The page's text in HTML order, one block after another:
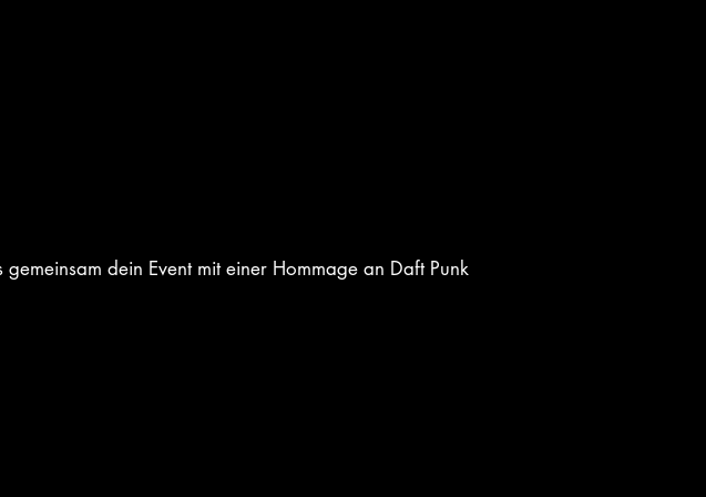
dein Event mit einer Hommage an Daft Punk